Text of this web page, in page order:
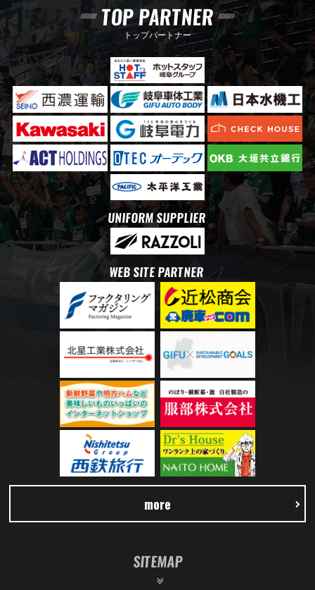
TOP PARTNER
トップパートナー
UNIFORM SUPPLIER
WEB SITE PARTNER
more
SITEMAP